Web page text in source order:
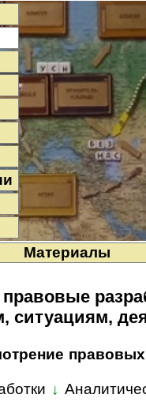
Материалы
ситуациям,
↓